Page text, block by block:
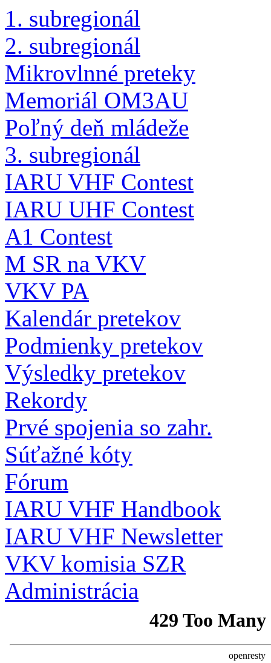
1. subregionál
2. subregionál
Mikrovlnné preteky
Memoriál OM3AU
Poľný deň mládeže
3. subregionál
IARU VHF Contest
IARU UHF Contest
A1 Contest
M SR na VKV
VKV PA
Kalendár pretekov
Podmienky pretekov
Výsledky pretekov
Rekordy
Prvé spojenia so zahr.
Súťažné kóty
Fórum
IARU VHF Handbook
IARU VHF Newsletter
VKV komisia SZR
Administrácia